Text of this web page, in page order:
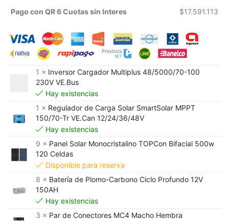
Pago con QR 6 Cuotas sin Interes $17.591.113
1 × Inversor Cargador Multiplus 48/5000/70-100
230V VE.Bus
Hay existencias
1 × Regulador de Carga Solar SmartSolar MPPT
150/70-Tr VE.Can 12/24/36/48V
Hay existencias
9 × Panel Solar Monocristalino TOPCon Bifacial 500w
120 Celdas
Disponible para reserva
8 × Batería de Plomo-Carbono Ciclo Profundo 12V
150AH
Hay existencias
3 × Par de Conectores MC4 Macho Hembra